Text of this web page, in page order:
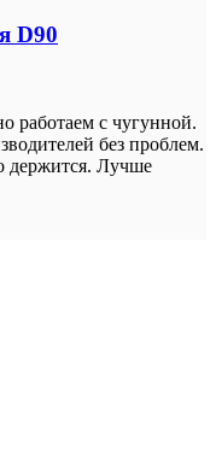
D90
работаем с чугунной.
без проблем.
держится. Лучше